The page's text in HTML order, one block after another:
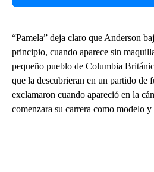
“Pamela” deja claro que Anderson
principio, cuando aparece sin
pequeño pueblo de Columbia
que la descubrieran en un partido de
exclamaron cuando apareció en la
comenzara su carrera como modelo